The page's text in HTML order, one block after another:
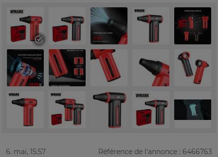
6. mai, 15:57 Référence de l'annonce : 6466763